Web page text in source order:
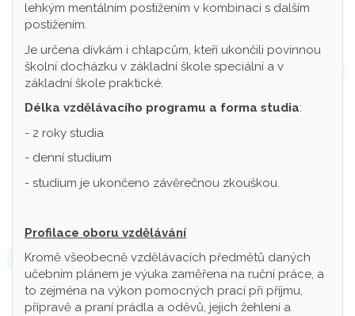
lehkým mentálním postižením v kombinaci s dalším
postižením.
Je určena dívkám i chlapcům, kteří ukončili povinnou
školní docházku v základní škole speciální a v
základní škole praktické.
Délka vzdělávacího programu a forma studia:
- 2 roky studia
- denní studium
- studium je ukončeno závěrečnou zkouškou.
Profilace oboru vzdělávání
Kromě všeobecně vzdělávacích předmětů daných
učebním plánem je výuka zaměřena na ruční práce, a
to zejména na výkon pomocných prací při příjmu,
přípravě a praní prádla a oděvů, jejich žehlení a